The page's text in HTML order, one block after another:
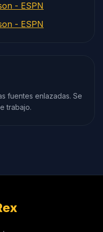
- ESPN
- ESPN
fuentes enlazadas. Se
trabajo.